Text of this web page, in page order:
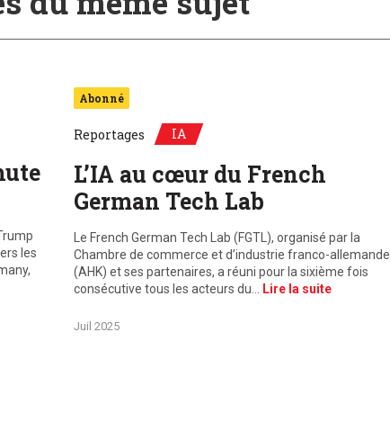
les
Abonné
Reportages IA
L’IA au cœur du French
German Tech Lab
Le French German Tech Lab (FGTL), organisé par la
Chambre de commerce et d’industrie franco-allemande
(AHK) et ses partenaires, a réuni pour la sixième fois
consécutive tous les acteurs du…
Lire la suite
Juil 2025